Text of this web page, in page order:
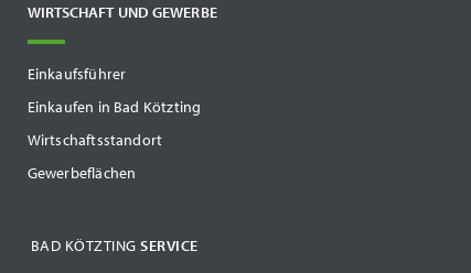
WIRTSCHAFT UND GEWERBE
Einkaufsführer
Einkaufen in Bad Kötzting
Wirtschaftsstandort
Gewerbeflächen
BAD KÖTZTINGSERVICE